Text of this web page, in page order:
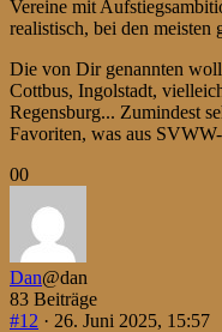
Vereine mit
realistisch, bei den meisten
Die von Dir genannten
Cottbus, Ingolstadt,
Regensburg... Zumindest
Favoriten, was aus
Anklicken
Daumen
nach
unten.
0Anklicken
Daumen
nach
oben.
0
Dan@dan
83 Beiträge
#12 · 26. Juni 2025, 15:57